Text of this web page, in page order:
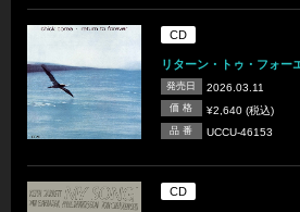
CD
リターン・トゥ・フォー
発売日 2026.03.11
価 格 ¥2,640 (税込)
品 番 UCCU-46153
CD